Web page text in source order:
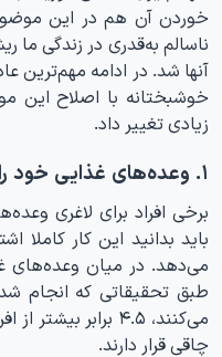
خوردن آن هم در این
ناسالم به‌قدری در زندگی ما
آنها شد. در ادامه مهم‌ترین
خوشبختانه با اصلاح این
زیادی تغییر داد.
۱. وعده‌های غذایی خود را حذف می‌کنید.
برخی افراد برای لاغری
باید بدانید این کار کاملا
می‌دهد. در میان وعده‌های
طبق تحقیقاتی که انجام
می‌کنند، ۴.۵
چاقی قرار دارند.